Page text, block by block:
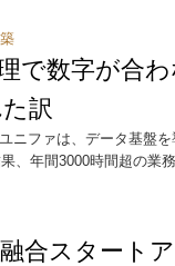
理で数字が合
訳
ニファは、データ基盤
、年間3000時間超の業
合スタート